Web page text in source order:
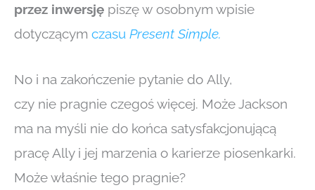
przez inwersję piszę w osobnym wpisie
dotyczącym czasu Present Simple.
No i na zakończenie pytanie do Ally,
czy nie pragnie czegoś więcej. Może Jackson
ma na myśli nie do końca satysfakcjonującą
pracę Ally i jej marzenia o karierze piosenkarki.
Może właśnie tego pragnie?